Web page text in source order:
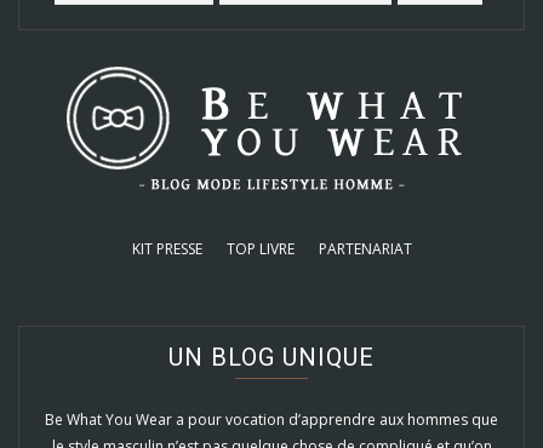
KIT PRESSE TOP LIVRE PARTENARIAT
UN BLOG UNIQUE
Be What You Wear a pour vocation d’apprendre aux hommes que